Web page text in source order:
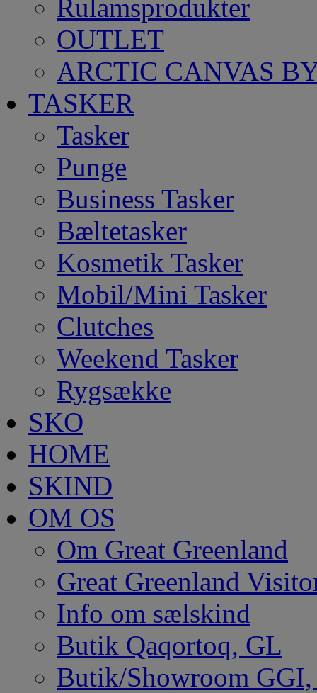
Rulamsprodukter
OUTLET
ARCTIC CANVAS
TASKER
Tasker
Punge
Business Tasker
Bæltetasker
Kosmetik Tasker
Mobil/Mini Tasker
Clutches
Weekend Tasker
Rygsække
SKO
HOME
SKIND
OM OS
Om Great Greenland
Great Greenland
Info om sælskind
Butik Qaqortoq, GL
Butik/Showroom